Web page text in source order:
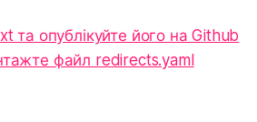
та опублікуйте його на Github
файл redirects.yaml